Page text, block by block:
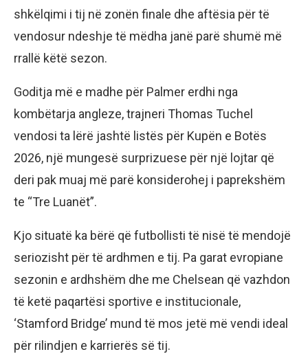
shkëlqimi i tij në zonën finale dhe aftësia për të
vendosur ndeshje të mëdha janë parë shumë më
rrallë këtë sezon.
Goditja më e madhe për Palmer erdhi nga
kombëtarja angleze, trajneri Thomas Tuchel
vendosi ta lërë jashtë listës për Kupën e Botës
2026, një mungesë surprizuese për një lojtar që
deri pak muaj më parë konsiderohej i paprekshëm
te “Tre Luanët”.
Kjo situatë ka bërë që futbollisti të nisë të mendojë
seriozisht për të ardhmen e tij. Pa garat evropiane
sezonin e ardhshëm dhe me Chelsean që vazhdon
të ketë paqartësi sportive e institucionale,
‘Stamford Bridge’ mund të mos jetë më vendi ideal
për rilindjen e karrierës së tij.